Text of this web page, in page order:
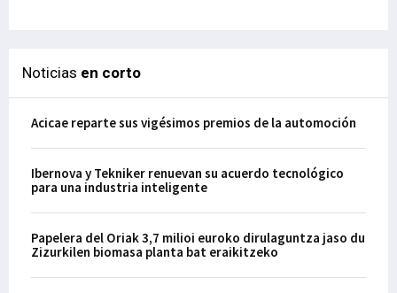
Noticias en corto
Acicae reparte sus vigésimos premios de la automoción
Ibernova y Tekniker renuevan su acuerdo tecnológico
para una industria inteligente
Papelera del Oriak 3,7 milioi euroko dirulaguntza jaso du
Zizurkilen biomasa planta bat eraikitzeko